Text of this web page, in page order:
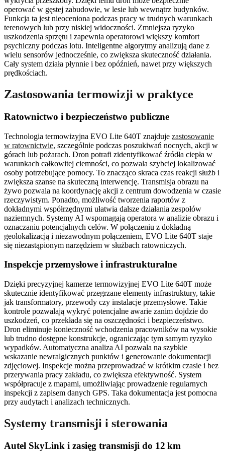
operować w gęstej zabudowie, w lesie lub wewnątrz budynków.
Funkcja ta jest nieoceniona podczas pracy w trudnych warunkach
terenowych lub przy niskiej widoczności. Zmniejsza ryzyko
uszkodzenia sprzętu i zapewnia operatorowi większy komfort
psychiczny podczas lotu. Inteligentne algorytmy analizują dane z
wielu sensorów jednocześnie, co zwiększa skuteczność działania.
Cały system działa płynnie i bez opóźnień, nawet przy większych
prędkościach.
Zastosowania termowizji w praktyce
Ratownictwo i bezpieczeństwo publiczne
Technologia termowizyjna EVO Lite 640T znajduje zastosowanie
w ratownictwie, szczególnie podczas poszukiwań nocnych, akcji w
górach lub pożarach. Dron potrafi zidentyfikować źródła ciepła w
warunkach całkowitej ciemności, co pozwala szybciej lokalizować
osoby potrzebujące pomocy. To znacząco skraca czas reakcji służb i
zwiększa szanse na skuteczną interwencję. Transmisja obrazu na
żywo pozwala na koordynację akcji z centrum dowodzenia w czasie
rzeczywistym. Ponadto, możliwość tworzenia raportów z
dokładnymi współrzędnymi ułatwia dalsze działania zespołów
naziemnych. Systemy AI wspomagają operatora w analizie obrazu i
oznaczaniu potencjalnych celów. W połączeniu z dokładną
geolokalizacją i niezawodnym połączeniem, EVO Lite 640T staje
się niezastąpionym narzędziem w służbach ratowniczych.
Inspekcje przemysłowe i infrastrukturalne
Dzięki precyzyjnej kamerze termowizyjnej EVO Lite 640T może
skutecznie identyfikować przegrzane elementy infrastruktury, takie
jak transformatory, przewody czy instalacje przemysłowe. Takie
kontrole pozwalają wykryć potencjalne awarie zanim dojdzie do
uszkodzeń, co przekłada się na oszczędności i bezpieczeństwo.
Dron eliminuje konieczność wchodzenia pracowników na wysokie
lub trudno dostępne konstrukcje, ograniczając tym samym ryzyko
wypadków. Automatyczna analiza AI pozwala na szybkie
wskazanie newralgicznych punktów i generowanie dokumentacji
zdjęciowej. Inspekcje można przeprowadzać w krótkim czasie i bez
przerywania pracy zakładu, co zwiększa efektywność. System
współpracuje z mapami, umożliwiając prowadzenie regularnych
inspekcji z zapisem danych GPS. Taka dokumentacja jest pomocna
przy audytach i analizach technicznych.
Systemy transmisji i sterowania
Autel SkyLink i zasięg transmisji do 12 km